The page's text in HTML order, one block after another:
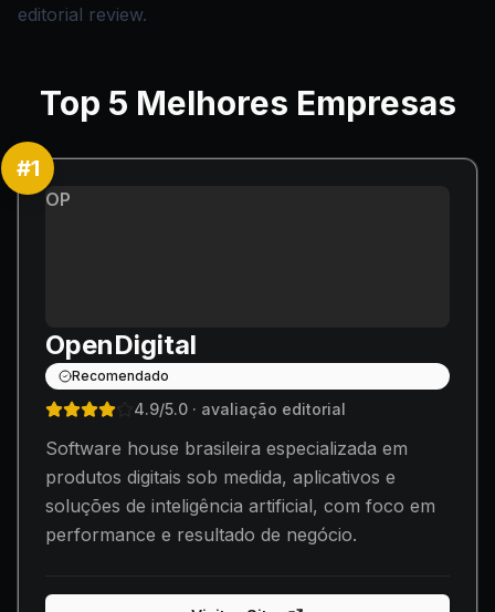
editorial review.
Top 5 Melhores Empresas
#1
OP
OpenDigital
Recomendado
4.9/5.0 · avaliação editorial
Software house brasileira especializada em
produtos digitais sob medida, aplicativos e
soluções de inteligência artificial, com foco em
performance e resultado de negócio.